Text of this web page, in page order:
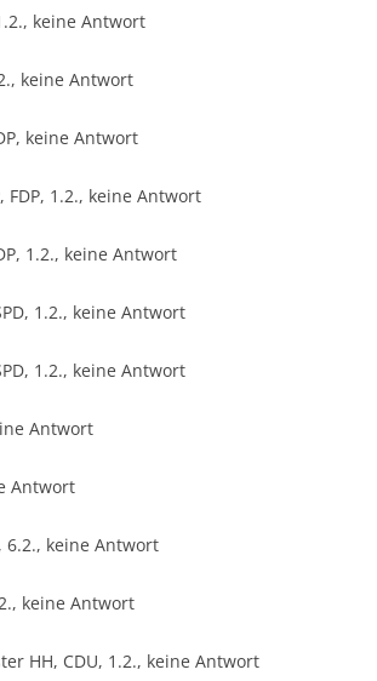
keine Antwort
keine Antwort
keine Antwort
1.2., keine Antwort
1.2., keine Antwort
1.2., keine Antwort
1.2., keine Antwort
Antwort
Antwort
keine Antwort
keine Antwort
HH, CDU, 1.2., keine Antwort